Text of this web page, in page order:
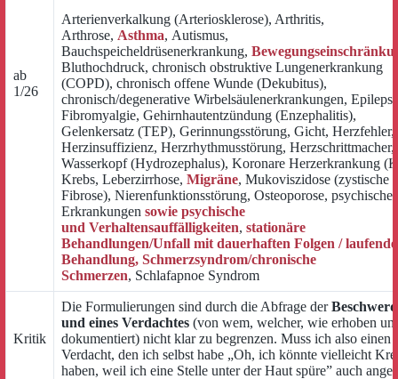
ab
1/26
Arterienverkalkung (Arteriosklerose), Arthritis,
Arthrose, Asthma, Autismus,
Bauchspeicheldrüsenerkrankung,
Bluthochdruck, chronisch obstruktive Lungenerkrankung
(COPD), chronisch offene Wunde (Dekubitus),
chronisch/degenerative Wirbelsäulenerkrankungen,
Fibromyalgie, Gehirnhautentzündung (Enzephalitis),
Gelenkersatz (TEP), Gerinnungsstörung, Gicht, Herzfehler,
Herzinsuffizienz, Herzrhythmusstörung, Herzschrittmacher,
Wasserkopf (Hydrozephalus), Koronare Herzerkrankung
Krebs, Leberzirrhose, Migräne, Mukoviszidose (zystische
Fibrose), Nierenfunktionsstörung, Osteoporose, psychische
Erkrankungen sowie psychische
und Verhaltensauffälligkeiten, stationäre
Behandlungen/Unfall mit dauerhaften Folgen /
Behandlung, Schmerzsyndrom/chronische
Schmerzen, Schlafapnoe Syndrom
Kritik
Die Formulierungen sind durch die Abfrage der
und eines Verdachtes (von wem, welcher, wie erhoben
dokumentiert) nicht klar zu begrenzen. Muss ich also einen
Verdacht, den ich selbst habe „Oh, ich könnte vielleicht
haben, weil ich eine Stelle unter der Haut spüre” auch